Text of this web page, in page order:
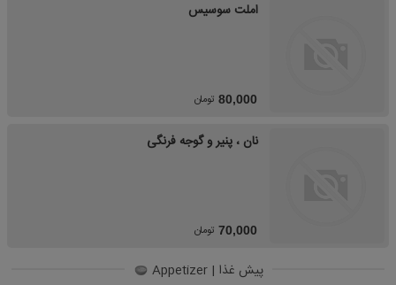
املت سوسیس
80,000 تومان
نان ، پنیر و گوجه فرنگی
70,000 تومان
پیش غذا | Appetizer